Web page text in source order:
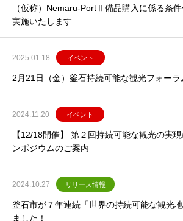
（仮称）Nemaru-PortⅡ備品購入に係る条
実施いたします
2025.01.18 イベント
2月21日（金）釜石持続可能な観光フォー
2024.11.20 イベント
【12/18開催】 第２回持続可能な観光の実
ンポジウムのご案内
2024.10.27 リリース情報
釜石市が７年連続「世界の持続可能な観光
ました！